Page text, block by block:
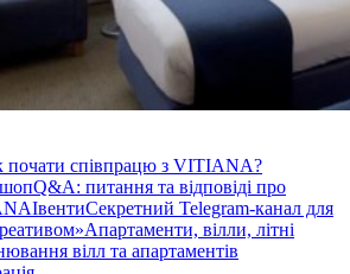
почати співпрацю з VITIANA?
Q&A: питання та відповіді про
ІвентиСекретний Telegram-канал для
Апартаменти, вілли, літні
вілл та апартаментів